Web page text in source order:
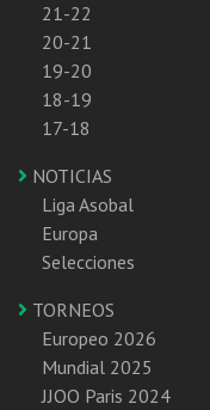
21-22
20-21
19-20
18-19
17-18
NOTICIAS
Liga Asobal
Europa
Selecciones
TORNEOS
Europeo 2026
Mundial 2025
JJOO Paris 2024